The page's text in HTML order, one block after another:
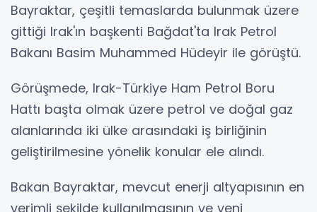
Bayraktar, çeşitli temaslarda bulunmak üzere
gittiği Irak'ın başkenti Bağdat'ta Irak Petrol
Bakanı Basim Muhammed Hüdeyir ile görüştü.
Görüşmede, Irak-Türkiye Ham Petrol Boru
Hattı başta olmak üzere petrol ve doğal gaz
alanlarında iki ülke arasındaki iş birliğinin
geliştirilmesine yönelik konular ele alındı.
Bakan Bayraktar, mevcut enerji altyapısının en
verimli şekilde kullanılmasının ve yeni